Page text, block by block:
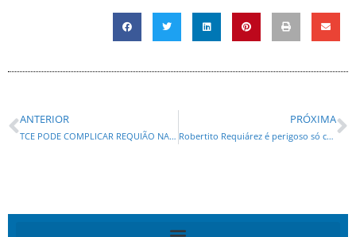
ANTERIOR
TCE PODE COMPLICAR REQUIÃO NA CANDIDATURA
PRÓXIMA
Robertito Requiárez é perigoso só com a boca